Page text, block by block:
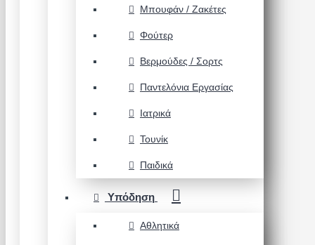
Μπουφάν / Ζακέτες
Φούτερ
Βερμούδες / Σορτς
Παντελόνια Εργασίας
Ιατρικά
Τουνίκ
Παιδικά
Υπόδηση
Αθλητικά